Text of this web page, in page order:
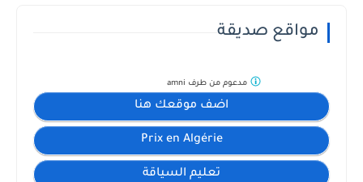
مواقع صديقة
اضف موقعك هنا
Prix en Algérie
تعليم السياقة
مدعوم من طرف amni